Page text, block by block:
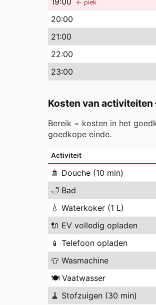
← piek
20:00
21:00
22:00
23:00
Kosten van activiteiten
Bereik = kosten in het
goedkope einde.
Activiteit
🚿 Douche (10 min)
🛁 Bad
💧 Waterkoker (1 L)
🔌 EV volledig opladen
📱 Telefoon opladen
👕 Wasmachine
🍽️ Vaatwasser
🧹 Stofzuigen (30 min)